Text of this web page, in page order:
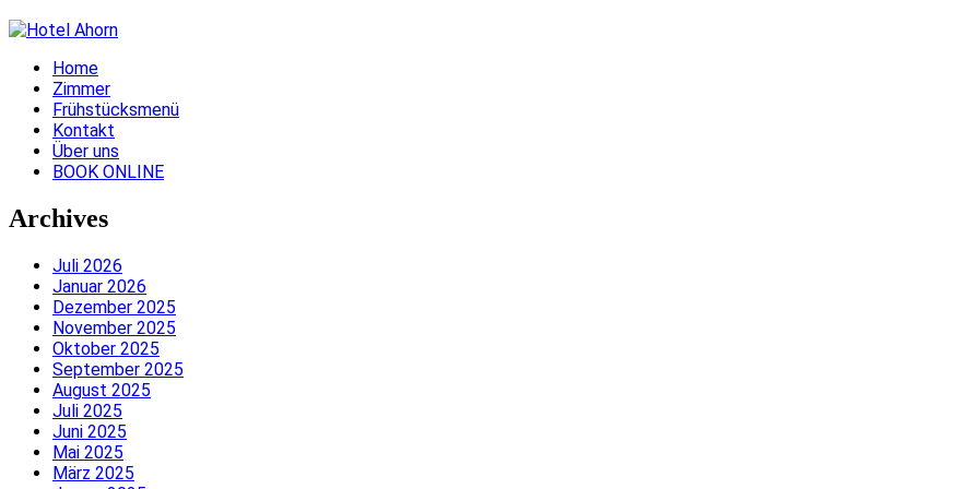
Home
Zimmer
Frühstücksmenü
Kontakt
Über uns
BOOK ONLINE
Archives
Juli 2026
Januar 2026
Dezember 2025
November 2025
Oktober 2025
September 2025
August 2025
Juli 2025
Juni 2025
Mai 2025
März 2025